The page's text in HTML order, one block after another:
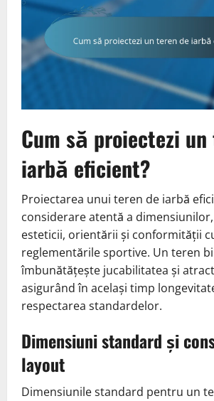
Cum să proiectezi
iarbă eficient?
Proiectarea unui teren de iarbă
considerare atentă a
esteticii, orientării și conformității
reglementările sportive. Un teren
îmbunătățește jucabilitatea și
asigurând în același timp
respectarea standardelor.
Dimensiuni standard și
layout
Dimensiunile standard pentru un